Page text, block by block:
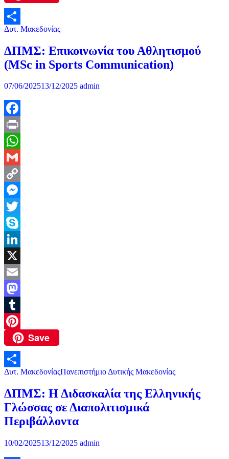
Μοιραστείτε
Δυτ. Μακεδονίας
ΔΠΜΣ: Επικοινωνία του Αθλητισμού
(MSc in Sports Communication)
07/06/202513/12/2025 admin
Facebook
Print
WhatsApp
Gmail
Copy
Link
Messenger
Twitter
Skype
LinkedIn
X
Email
Mastodon
Tumblr
PinterestSave
Μοιραστείτε
Δυτ. ΜακεδονίαςΠανεπιστήμιο Δυτικής Μακεδονίας
ΔΠΜΣ: Η Διδασκαλία της Ελληνικής
Γλώσσας σε Διαπολιτισμικά
Περιβάλλοντα
10/02/202513/12/2025 admin